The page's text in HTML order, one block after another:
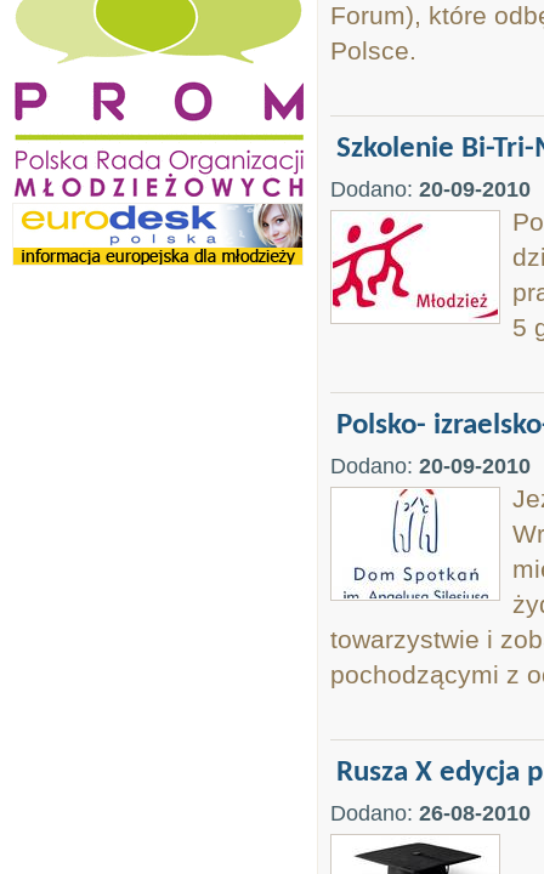
Forum), które
Polsce.
Szkolenie Bi-
Dodano: 20-09-2010
5
Polsko-
Dodano: 20-09-2010
towarzystwie i
pochodzącymi z
Rusza X edycja
Dodano: 26-08-2010